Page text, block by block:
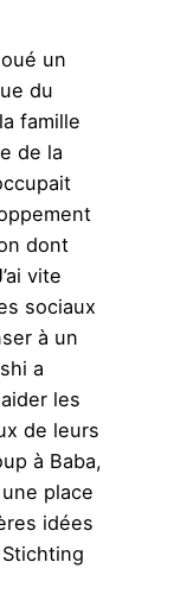
un
du
famille
de la
dont
vite
sociaux
à un
a
les
de leurs
à Baba,
place
idées